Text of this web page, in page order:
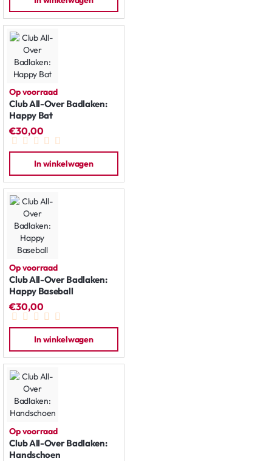
Op voorraad
Club All-Over Badlaken:
Happy Bat
€30,00
In winkelwagen
Op voorraad
Club All-Over Badlaken:
Happy Baseball
€30,00
In winkelwagen
Op voorraad
Club All-Over Badlaken:
Handschoen